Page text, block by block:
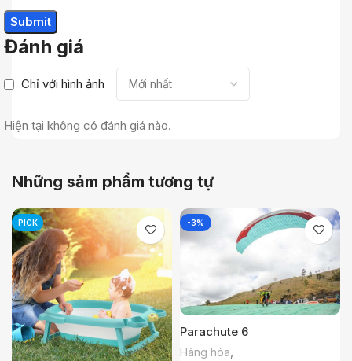
Đánh giá
Chỉ với hình ảnh
Hiện tại không có đánh giá nào.
Những sảm phẩm tương tự
PICK -3%
Parachute 6
Hàng hóa